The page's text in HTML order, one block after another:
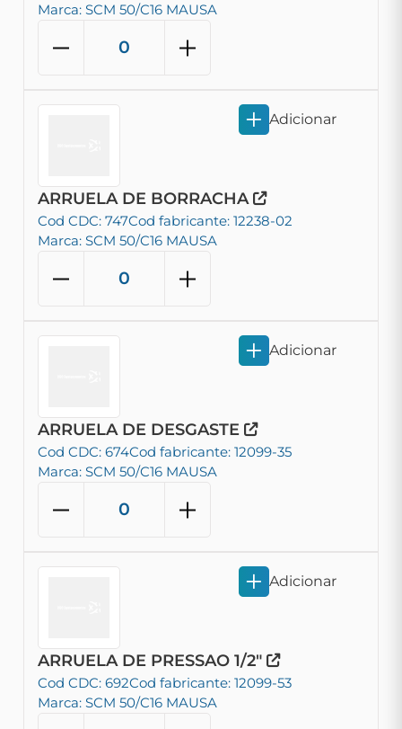
Marca: SCM 50/C16 MAUSA
ARRUELA DE BORRACHA
Cod CDC: 747Cod fabricante: 12238-02
Marca: SCM 50/C16 MAUSA
Adicionar
ARRUELA DE DESGASTE
Cod CDC: 674Cod fabricante: 12099-35
Marca: SCM 50/C16 MAUSA
Adicionar
ARRUELA DE PRESSAO 1/2"
Cod CDC: 692Cod fabricante: 12099-53
Marca: SCM 50/C16 MAUSA
Adicionar